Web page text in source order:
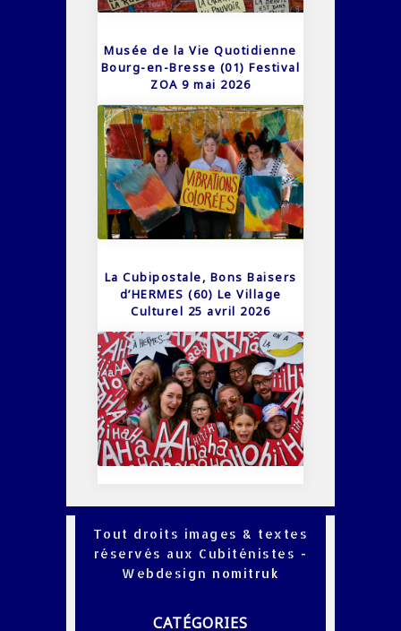
Musée de la Vie Quotidienne
Bourg-en-Bresse (01) Festival
ZOA 9 mai 2026
La Cubipostale, Bons Baisers
d’HERMES (60) Le Village
Culturel 25 avril 2026
Tout droits images & textes
réservés aux Cubiténistes -
Webdesign nomitruk
CATÉGORIES